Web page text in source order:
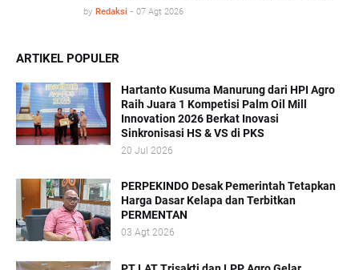
yang mengusung tema “Resilience, Innovation, and
Hall Balikpapan, Kamis (6/8).
by Redaksi - 07 Agt 2026
ARTIKEL POPULER
Hartanto Kusuma Manurung dari HPI Agro
Raih Juara 1 Kompetisi Palm Oil Mill
Innovation 2026 Berkat Inovasi
Sinkronisasi HS & VS di PKS
20 Jul 2026
PERPEKINDO Desak Pemerintah Tetapkan
Harga Dasar Kelapa dan Terbitkan
PERMENTAN
03 Agt 2026